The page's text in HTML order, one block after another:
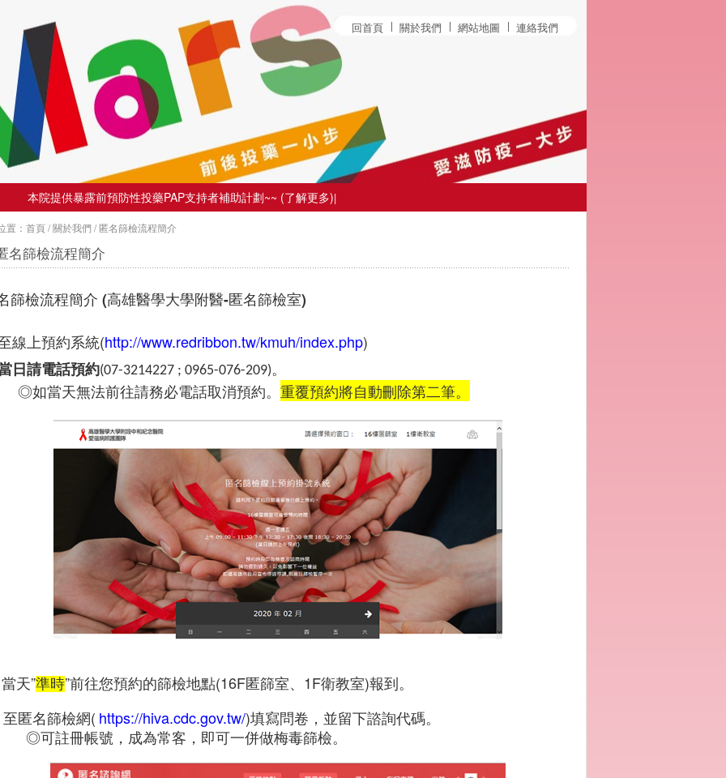
回首頁 關於我們 網站地圖 連絡我們
本院提供暴露前預防性投藥PAP支持者補助計劃~~ (了解更多)|
置： 首頁/關於我們 /匿名篩檢流程簡介
名篩檢流程簡介
篩檢流程簡介 (高雄醫學大學附醫-匿名篩檢室)
線上預約系統(http://www.redribbon.tw/kmuh/index.php)
日請電話預約(07-3214227 ; 0965-076-209)。
◎如當天無法前往請務必電話取消預約。 重覆預約將自動刪除第二筆。
當天”準時”前往您預約的篩檢地點(16F匿篩室、 1F衛教室)報到。
至匿名篩檢網( https://hiva.cdc.gov.tw/)填寫問卷，並留下諮詢代碼。
註冊帳號，成為常客，即可一併做梅毒篩檢。